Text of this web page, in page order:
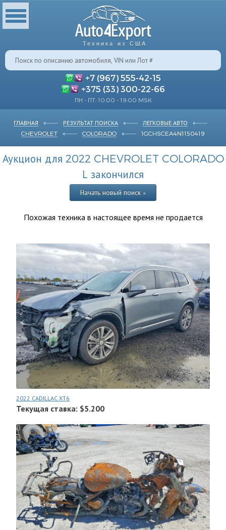
Техника из США
+7 (967) 555-42-15
+375 (33) 300-22-66
ПН - ПТ: 10:00 - 19:00 MSK
ГЛАВНАЯ РЕЗУЛЬТАТ ПОИСКА
ЛЕГКОВЫЕ АВТО
CHEVROLET
COLORADO 1GCHSCEA4N1150419
Аукцион для 2022 CHEVROLET COLORADO
L закончился
Начать новый поиск »
Похожая техника в настоящее время не продается
2022 CADILLAC XT6
Текущая ставка: $5.200